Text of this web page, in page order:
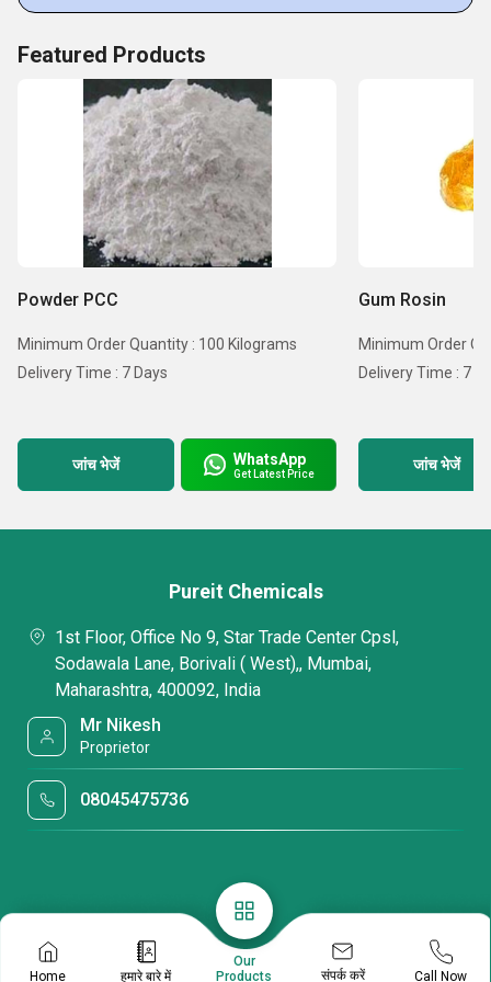
Acetate),
Featured Products
Powder PCC
Minimum Order Quantity : 100 Kilograms
Delivery Time : 7 Days
जांच भेजें WhatsApp
Get Latest Price
Gum Rosin
Minimum Order
Delivery Time : 7
जांच भेजें
Home हमारे बारे में
Our
Products
संपर्क करें Call Now
Pureit Chemicals
1st Floor, Office No 9, Star Trade Center Cpsl,
Sodawala Lane, Borivali ( West),, Mumbai,
Maharashtra, 400092, India
Mr Nikesh
Proprietor
08045475736